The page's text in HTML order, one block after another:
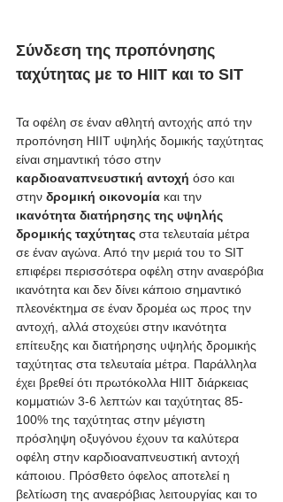
Σύνδεση της προπόνησης
ταχύτητας με το HIIT και το SIT
Τα οφέλη σε έναν αθλητή αντοχής από την
προπόνηση HIIT υψηλής δομικής ταχύτητας
είναι σημαντική τόσο στην
καρδιοαναπνευστική αντοχή όσο και
στην δρομική οικονομία και την
ικανότητα διατήρησης της υψηλής
δρομικής ταχύτητας στα τελευταία μέτρα
σε έναν αγώνα. Από την μεριά του το SIT
επιφέρει περισσότερα οφέλη στην αναερόβια
ικανότητα και δεν δίνει κάποιο σημαντικό
πλεονέκτημα σε έναν δρομέα ως προς την
αντοχή, αλλά στοχεύει στην ικανότητα
επίτευξης και διατήρησης υψηλής δρομικής
ταχύτητας στα τελευταία μέτρα. Παράλληλα
έχει βρεθεί ότι πρωτόκολλα HIIT διάρκειας
κομματιών 3-6 λεπτών και ταχύτητας 85-
100% της ταχύτητας στην μέγιστη
πρόσληψη οξυγόνου έχουν τα καλύτερα
οφέλη στην καρδιοαναπνευστική αντοχή
κάποιου. Πρόσθετο όφελος αποτελεί η
βελτίωση της αναερόβιας λειτουργίας και το